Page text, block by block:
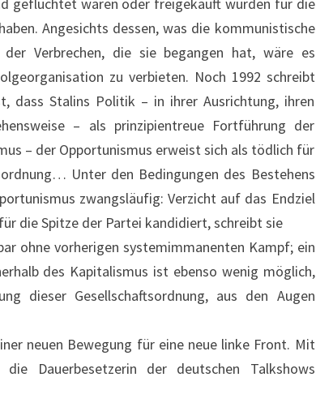
Angesichts dessen, was die kommunistische
Verbrechen, die sie begangen hat, wäre es
zu verbieten. Noch 1992 schreibt
dass Stalins Politik – in ihrer Ausrichtung, ihren
– als prinzipientreue Fortführung der
– der Opportunismus erweist sich als tödlich für
Unter den Bedingungen des Bestehens
zwangsläufig: Verzicht auf das Endziel
die Spitze der Partei kandidiert, schreibt sie
ohne vorherigen systemimmanenten Kampf; ein
des Kapitalismus ist ebenso wenig möglich,
dieser Gesellschaftsordnung, aus den Augen
neuen Bewegung für eine neue linke Front. Mit
Dauerbesetzerin der deutschen Talkshows